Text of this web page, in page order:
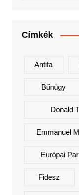
Címkék
Antifa
Bűnügy
Donald
Emmanuel
Európai
Fidesz